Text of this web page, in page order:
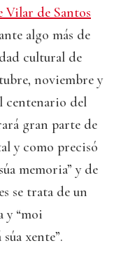
Vilar de Santos
algo más de
cultural de
noviembre y
centenario del
gran parte de
y como precisó
memoria” y de
se trata de un
y “moi
xente”.